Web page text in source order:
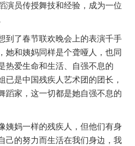
演员传授舞技和经验，成为一位
到了春节联欢晚会上的表演千手
她和姨妈同样是个聋哑人，也同
热爱生命和生活、自强不息的
已是中国残疾人艺术团的团长，
蹈家，这一切都是她自强不息的
姨妈一样的残疾人，但他们有身
己的努力而生活在我们身边，我